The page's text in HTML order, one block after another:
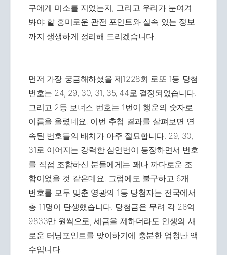
구에게 미소를 지었는지, 그리고 우리가 눈여겨
봐야 할 흥미로운 관전 포인트와 실속 있는 정보
까지 생생하게 정리해 드리겠습니다.
먼저 가장 궁금해하셨을 제1228회 로또 1등 당첨
번호는 24, 29, 30, 31, 35, 44로 결정되었습니다.
그리고 2등 보너스 번호는 1번이 행운의 숫자로
이름을 올렸네요. 이번 추첨 결과를 살펴보면 연
속된 번호들의 배치가 아주 절묘합니다. 29, 30,
31로 이어지는 강력한 삼연번이 등장하면서 번호
를 직접 조합하신 분들에게는 꽤나 까다로운 조
합이었을 것 같은데요. 그럼에도 불구하고 6개
번호를 모두 맞춘 영광의 1등 당첨자는 전국에서
총 11명이 탄생했습니다. 당첨금은 무려 각 26억
9833만 원씩으로, 세금을 제하더라도 인생의 새
로운 터닝포인트를 맞이하기에 충분한 엄청난 액
수입니다.